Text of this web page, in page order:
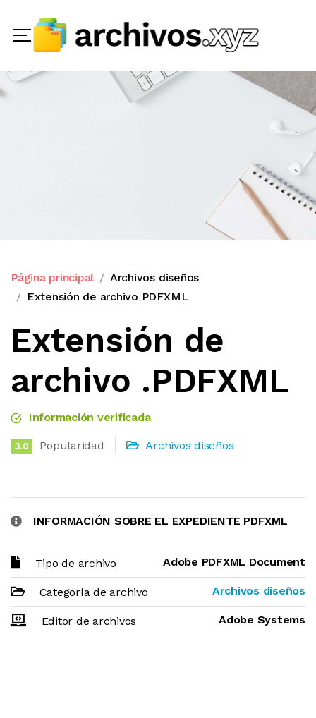
Página principal
Archivos diseños
Extensión de archivo PDFXML
Extensión de
archivo .PDFXML
Información verificada
3.0 Popularidad Archivos diseños
INFORMACIÓN SOBRE EL EXPEDIENTE PDFXML
Tipo de archivo Adobe PDFXML Document
Categoría de archivo Archivos diseños
Editor de archivos Adobe Systems